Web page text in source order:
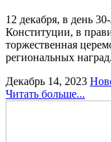
12 декабря, в день
Конституции, в
торжественная
региональных наград.
Декабрь 14, 2023
Читать больше...